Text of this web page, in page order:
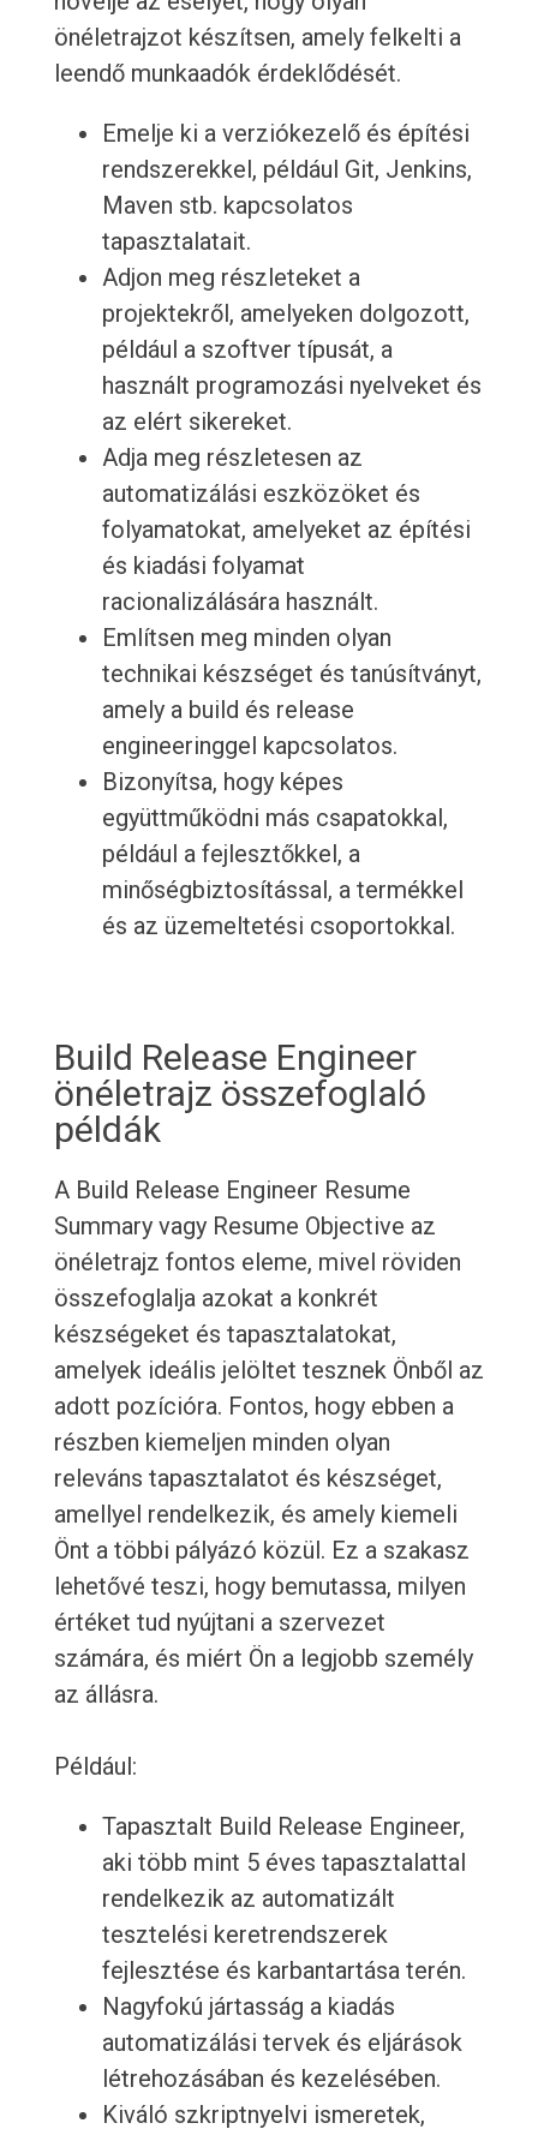
önéletrajzot készítsen, amely felkelti a
leendő munkaadók érdeklődését.
Emelje ki a verziókezelő és építési
rendszerekkel, például Git, Jenkins,
Maven stb. kapcsolatos
tapasztalatait.
Adjon meg részleteket a
projektekről, amelyeken dolgozott,
például a szoftver típusát, a
használt programozási nyelveket és
az elért sikereket.
Adja meg részletesen az
automatizálási eszközöket és
folyamatokat, amelyeket az építési
és kiadási folyamat
racionalizálására használt.
Említsen meg minden olyan
technikai készséget és tanúsítványt,
amely a build és release
engineeringgel kapcsolatos.
Bizonyítsa, hogy képes
együttműködni más csapatokkal,
például a fejlesztőkkel, a
minőségbiztosítással, a termékkel
és az üzemeltetési csoportokkal.
Build Release Engineer
önéletrajz összefoglaló
példák
A Build Release Engineer Resume
Summary vagy Resume Objective az
önéletrajz fontos eleme, mivel röviden
összefoglalja azokat a konkrét
készségeket és tapasztalatokat,
amelyek ideális jelöltet tesznek Önből az
adott pozícióra. Fontos, hogy ebben a
részben kiemeljen minden olyan
releváns tapasztalatot és készséget,
amellyel rendelkezik, és amely kiemeli
Önt a többi pályázó közül. Ez a szakasz
lehetővé teszi, hogy bemutassa, milyen
értéket tud nyújtani a szervezet
számára, és miért Ön a legjobb személy
az állásra.
Például:
Tapasztalt Build Release Engineer,
aki több mint 5 éves tapasztalattal
rendelkezik az automatizált
tesztelési keretrendszerek
fejlesztése és karbantartása terén.
Nagyfokú jártasság a kiadás
automatizálási tervek és eljárások
létrehozásában és kezelésében.
Kiváló szkriptnyelvi ismeretek,